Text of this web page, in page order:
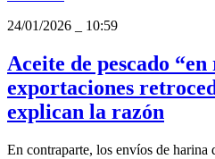
24/01/2026
10:59
Aceite de pescado
exportaciones
explican la razón
En contraparte, los envíos de harina